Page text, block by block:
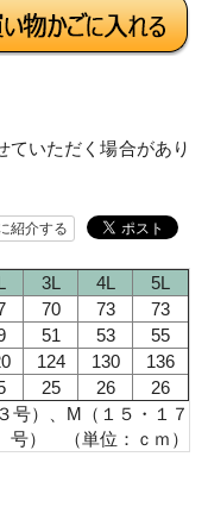
ていただく場合があり
紹介する
3L 4L
5L
70 73
73
51 53
55
124 130
136
25 26
26
号）、M（１５・１７
号） （単位：ｃｍ）